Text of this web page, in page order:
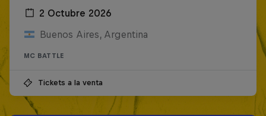
2 Octubre 2026
Buenos Aires, Argentina
MC BATTLE
Tickets a la venta